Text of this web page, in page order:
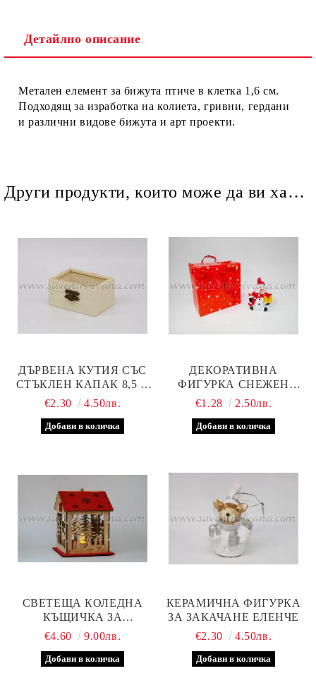
Детайлно описание
Метален елемент за бижута птиче в клетка 1,6 см.
Подходящ за изработка на колиета, гривни, гердани
и различни видове бижута и арт проекти.
Други продукти, които може да ви харесат
ДЪРВЕНА КУТИЯ СЪС
СТЪКЛЕН КАПАК 8,5 Х
6,0 Х 4,5 СМ
€2.30 4.50лв.
ДЕКОРАТИВНА
ФИГУРКА СНЕЖЕН
ЧОВЕК С ПОДАРЪК
€1.28 2.50лв.
СВЕТЕЩА КОЛЕДНА
КЪЩИЧКА ЗА
ДЕКОРАЦИЯ
€4.60 9.00лв.
КЕРАМИЧНА ФИГУРКА
ЗА ЗАКАЧАНЕ ЕЛЕНЧЕ
€2.30
4.50лв.